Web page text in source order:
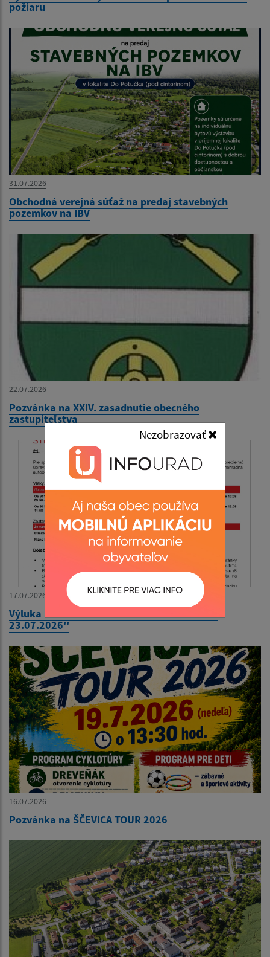
požiaru
31.07.2026
Obchodná verejná súťaž na predaj stavebných
pozemkov na IBV
22.07.2026
Pozvánka na XXIV. zasadnutie obecného
zastupiteľstva
17.07.2026
Výluka ''STRÁŽSKE – NIŽNÝ HRABOVEC 21. –
23.07.2026''
16.07.2026
Pozvánka na ŠČEVICA TOUR 2026
Nezobrazovať